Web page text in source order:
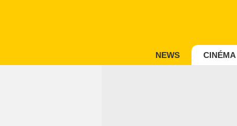
NEWS CINÉMA